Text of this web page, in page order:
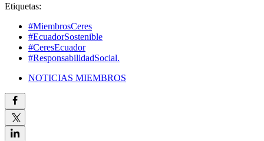
Etiquetas:
#MiembrosCeres
#EcuadorSostenible
#CeresEcuador
#ResponsabilidadSocial.
NOTICIAS MIEMBROS